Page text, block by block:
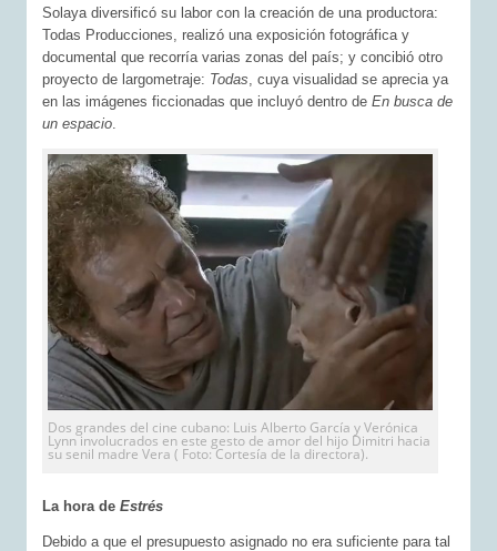
Solaya diversificó su labor con la creación de una productora:
Todas Producciones, realizó una exposición fotográfica y
documental que recorría varias zonas del país; y concibió otro
proyecto de largometraje: Todas , cuya visualidad se aprecia ya
en las imágenes ficcionadas que incluyó dentro deEn busca de
un espacio
Dos grandes del cine cubano: Luis Alberto García y Verónica
Lynn involucrados en este gesto de amor del hijo Dimitri hacia
su senil madre Vera ( Foto: Cortesía de la directora).
La hora deEstrés
Debido a que el presupuesto asignado no era suficiente para tal